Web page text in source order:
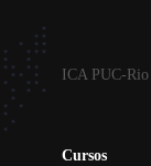
ICA PUC-Rio
Cursos